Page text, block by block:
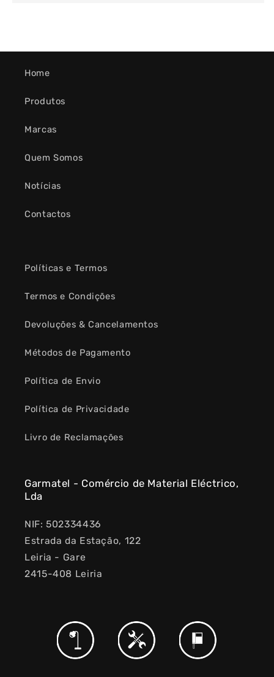
Home
Produtos
Marcas
Quem Somos
Notícias
Contactos
Políticas e Termos
Termos e Condições
Devoluções & Cancelamentos
Métodos de Pagamento
Política de Envio
Política de Privacidade
Livro de Reclamações
Garmatel - Comércio de Material Eléctrico,
Lda
NIF: 502334436
Estrada da Estação, 122
Leiria - Gare
2415-408 Leiria